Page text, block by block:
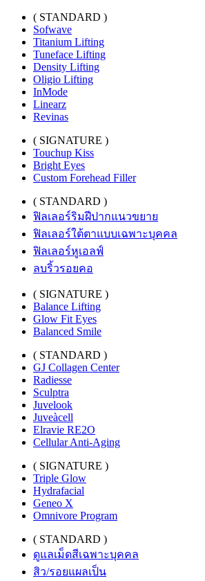
( STANDARD )
Sofwave
Titanium Lifting
Tuneface Lifting
Density Lifting
Oligio Lifting
InMode
Linearz
Revinas
( SIGNATURE )
Touchup Kiss
Bright Eyes
Custom Forehead Filler
( STANDARD )
ฟิลเลอร์ริมฝีปากแนวขยาย
ฟิลเลอร์ใต้ตาแบบเฉพาะบุคคล
ฟิลเลอร์หูเอลฟ์
ลบริ้วรอยคอ
( SIGNATURE )
Balance Lifting
Glow Fit Eyes
Balanced Smile
( STANDARD )
GJ Collagen Center
Radiesse
Sculptra
Juvelook
Juveàcell
Elravie RE2O
Cellular Anti-Aging
( SIGNATURE )
Triple Glow
Hydrafacial
Geneo X
Omnivore Program
( STANDARD )
ดูแลเม็ดสีเฉพาะบุคคล
สิว/รอยแผลเป็น